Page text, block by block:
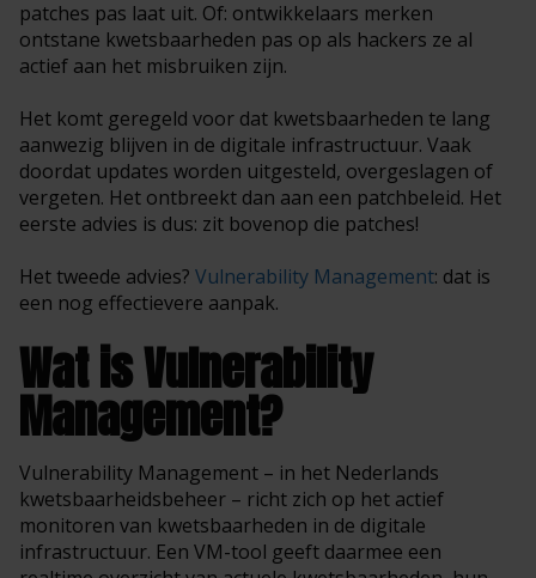
patches pas laat uit. Of: ontwikkelaars merken
ontstane kwetsbaarheden pas op als hackers ze al
actief aan het misbruiken zijn.
Het komt geregeld voor dat kwetsbaarheden te lang
aanwezig blijven in de digitale infrastructuur. Vaak
doordat updates worden uitgesteld, overgeslagen of
vergeten. Het ontbreekt dan aan een patchbeleid. Het
eerste advies is dus: zit bovenop die patches!
Het tweede advies? Vulnerability Management: dat is
een nog effectievere aanpak.
Wat is Vulnerability
Management?
Vulnerability Management – in het Nederlands
kwetsbaarheidsbeheer – richt zich op het actief
monitoren van kwetsbaarheden in de digitale
infrastructuur. Een VM-tool geeft daarmee een